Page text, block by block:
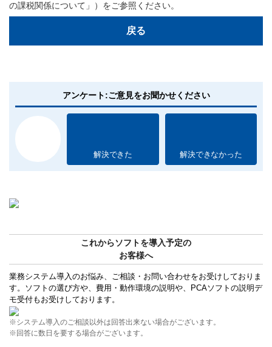
の課税関係について」）をご参照ください。
戻る
アンケート:ご意見をお聞かせください
解決できた 解決できなかった
これからソフトを導入予定の
お客様へ
業務システム導入のお悩み、ご相談・お問い合わせをお受けしておりま
す。ソフトの選び方や、費用・動作環境の説明や、PCAソフトの説明デ
モ受付もお受けしております。
※システム導入のご相談以外は回答出来ない場合がございます。
※回答に数日を要する場合がございます。